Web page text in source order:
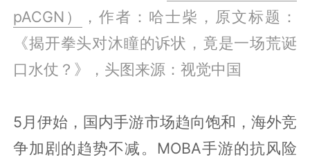
pACGN）
，作者：哈士柴，原文标题：
《揭开拳头对沐瞳的诉状，竟是一场荒诞
口水仗？》，头图来源：视觉中国
5月伊始，国内手游市场趋向饱和，海外竞
争加剧的趋势不减。MOBA手游的抗风险